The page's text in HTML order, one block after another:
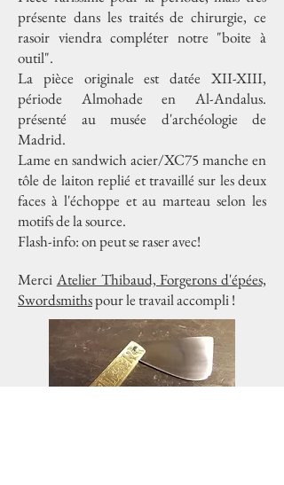
présente dans les traités de chirurgie, ce
rasoir viendra compléter notre "boite à
outil".
La pièce originale est datée XII-XIII,
période Almohade en Al-Andalus.
présenté au musée d'archéologie de
Madrid.
Lame en sandwich acier/XC75 manche en
tôle de laiton replié et travaillé sur les deux
faces à l'échoppe et au marteau selon les
motifs de la source.
Flash-info: on peut se raser avec!
Merci Atelier Thibaud, Forgerons d'épées,
Swordsmithspour le travail accompli !